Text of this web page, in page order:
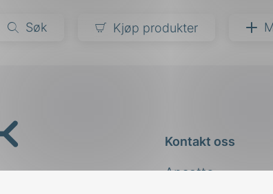
Søk Kjøp produkter
Kontakt oss
Ansatte